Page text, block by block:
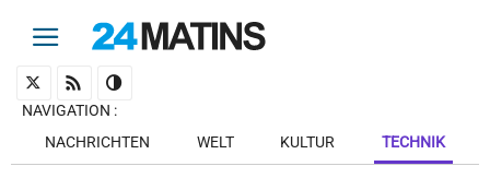
NAVIGATION :
NACHRICHTEN
WELT KULTUR TECHNIK